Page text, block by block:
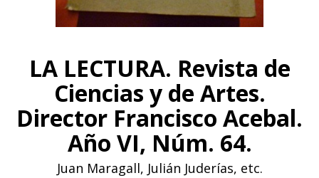
LA LECTURA. Revista de
Ciencias y de Artes.
Director Francisco Acebal.
Año VI, Núm. 64.
Juan Maragall, Julián Juderías, etc.